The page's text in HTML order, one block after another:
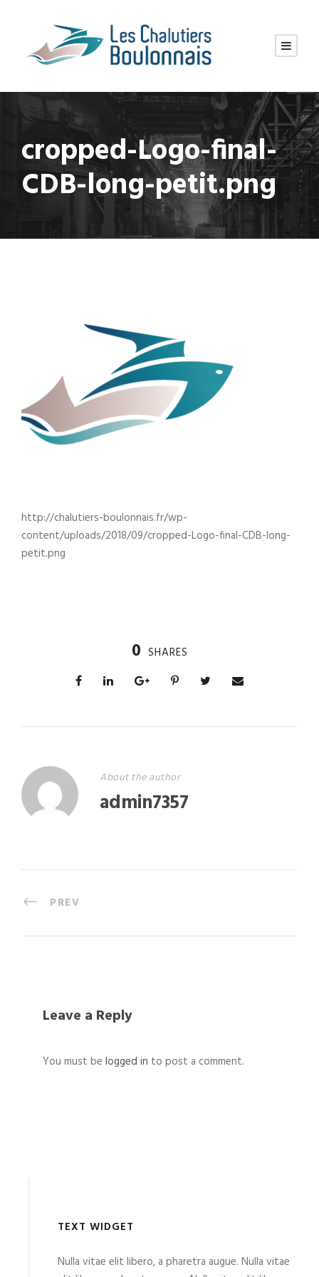
cropped-Logo-final-
CDB-long-petit.png
http://chalutiers-boulonnais.fr/wp-
content/uploads/2018/09/cropped-Logo-final-CDB-long-
petit.png
0 SHARES
About the author
admin7357
PREV
Leave a Reply
You must be logged in to post a comment.
TEXT WIDGET
Nulla vitae elit libero, a pharetra augue. Nulla vitae